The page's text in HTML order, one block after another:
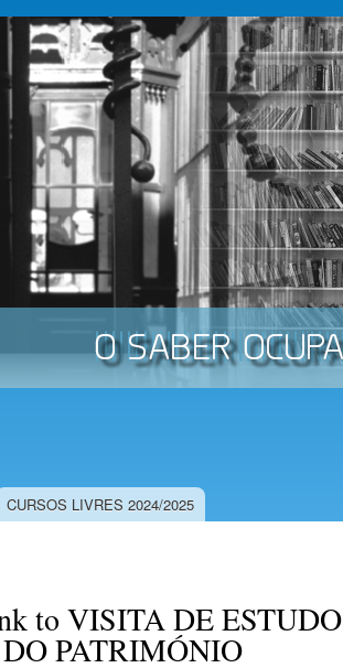
Passar
para o
conteúdo
principal
CURSOS LIVRES 2024/2025
to VISITA DE ESTUDO
PATRIMÓNIO